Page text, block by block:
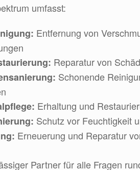
umfasst:
Entfernung von
Reparatur von
Schonende
Erhaltung und
Schutz vor Feuchtigkeit
Erneuerung und Reparatur
Partner für alle Fragen